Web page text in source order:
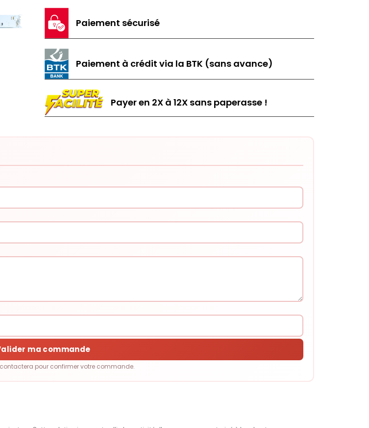
Paiement sécurisé
Paiement à crédit via la BTK (sans avance)
Payer en 2X à 12X sans paperasse !
ma commande
pour confirmer votre commande.